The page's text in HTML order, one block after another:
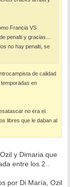
Francia VS
penalti y gracias...
no hay penalti, se
de calidad
en
no era el
libres que le daban al
y Dimaria que
entre los 2..
por Di María, Ozil